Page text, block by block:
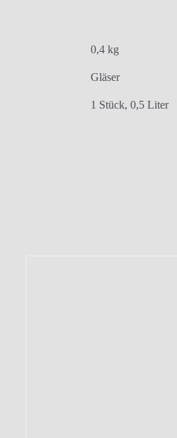
0,4 kg
Gläser
1 Stück, 0,5 Liter